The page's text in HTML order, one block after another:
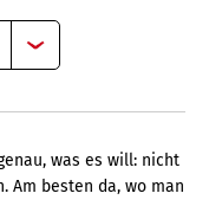
was es will: nicht
Am besten da, wo man